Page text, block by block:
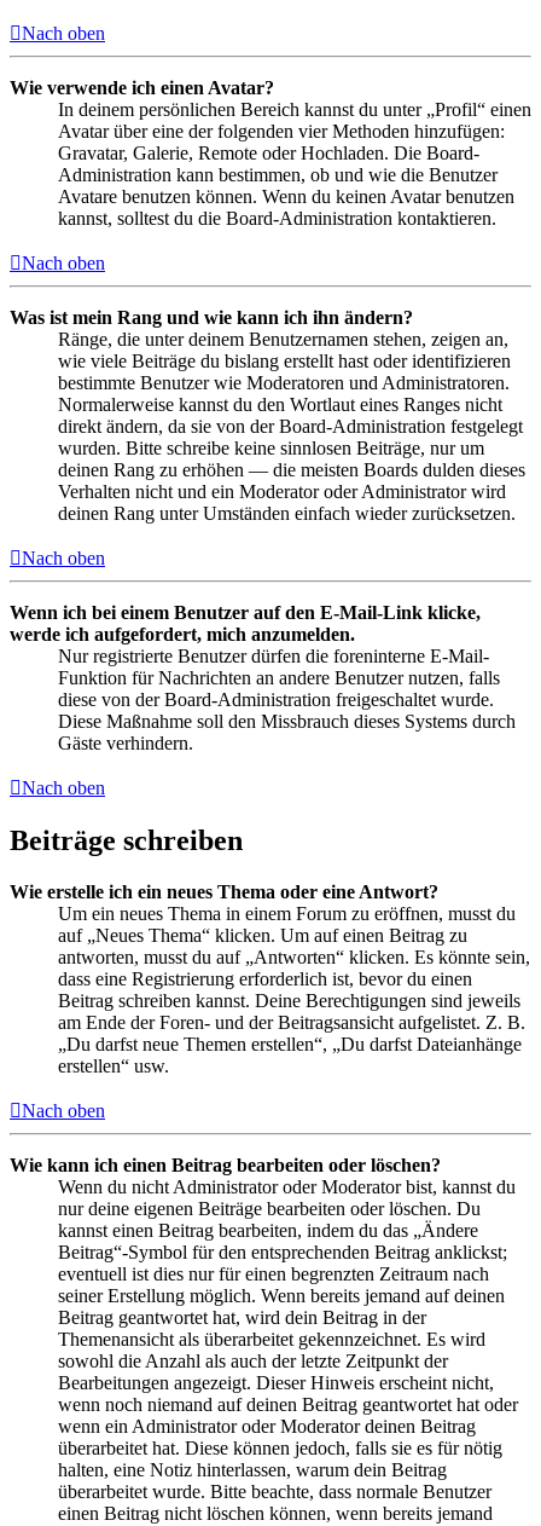
Nach oben
Wie verwende ich einen Avatar?
In deinem persönlichen Bereich kannst du unter „Profil“ einen
Avatar über eine der folgenden vier Methoden hinzufügen:
Gravatar, Galerie, Remote oder Hochladen. Die Board-
Administration kann bestimmen, ob und wie die Benutzer
Avatare benutzen können. Wenn du keinen Avatar benutzen
kannst, solltest du die Board-Administration kontaktieren.
Nach oben
Was ist mein Rang und wie kann ich ihn ändern?
Ränge, die unter deinem Benutzernamen stehen, zeigen an,
wie viele Beiträge du bislang erstellt hast oder identifizieren
bestimmte Benutzer wie Moderatoren und Administratoren.
Normalerweise kannst du den Wortlaut eines Ranges nicht
direkt ändern, da sie von der Board-Administration festgelegt
wurden. Bitte schreibe keine sinnlosen Beiträge, nur um
deinen Rang zu erhöhen — die meisten Boards dulden dieses
Verhalten nicht und ein Moderator oder Administrator wird
deinen Rang unter Umständen einfach wieder zurücksetzen.
Nach oben
Wenn ich bei einem Benutzer auf den E-Mail-Link klicke,
werde ich aufgefordert, mich anzumelden.
Nur registrierte Benutzer dürfen die foreninterne E-Mail-
Funktion für Nachrichten an andere Benutzer nutzen, falls
diese von der Board-Administration freigeschaltet wurde.
Diese Maßnahme soll den Missbrauch dieses Systems durch
Gäste verhindern.
Nach oben
Beiträge schreiben
Wie erstelle ich ein neues Thema oder eine Antwort?
Um ein neues Thema in einem Forum zu eröffnen, musst du
auf „Neues Thema“ klicken. Um auf einen Beitrag zu
antworten, musst du auf „Antworten“ klicken. Es könnte sein,
dass eine Registrierung erforderlich ist, bevor du einen
Beitrag schreiben kannst. Deine Berechtigungen sind jeweils
am Ende der Foren- und der Beitragsansicht aufgelistet. Z. B.
„Du darfst neue Themen erstellen“, „Du darfst Dateianhänge
erstellen“ usw.
Nach oben
Wie kann ich einen Beitrag bearbeiten oder löschen?
Wenn du nicht Administrator oder Moderator bist, kannst du
nur deine eigenen Beiträge bearbeiten oder löschen. Du
kannst einen Beitrag bearbeiten, indem du das „Ändere
Beitrag“-Symbol für den entsprechenden Beitrag anklickst;
eventuell ist dies nur für einen begrenzten Zeitraum nach
seiner Erstellung möglich. Wenn bereits jemand auf deinen
Beitrag geantwortet hat, wird dein Beitrag in der
Themenansicht als überarbeitet gekennzeichnet. Es wird
sowohl die Anzahl als auch der letzte Zeitpunkt der
Bearbeitungen angezeigt. Dieser Hinweis erscheint nicht,
wenn noch niemand auf deinen Beitrag geantwortet hat oder
wenn ein Administrator oder Moderator deinen Beitrag
überarbeitet hat. Diese können jedoch, falls sie es für nötig
halten, eine Notiz hinterlassen, warum dein Beitrag
überarbeitet wurde. Bitte beachte, dass normale Benutzer
einen Beitrag nicht löschen können, wenn bereits jemand